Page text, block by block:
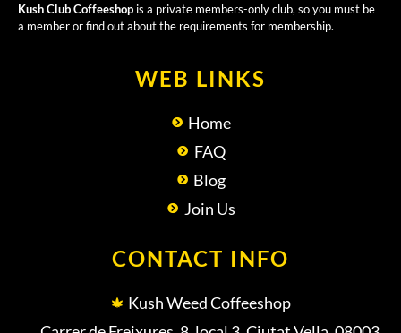
Kush Club Coffeeshop is a private members-only club, so you must be
a member or find out about the requirements for membership.
WEB LINKS
Home
FAQ
Blog
Join Us
CONTACT INFO
Kush Weed Coffeeshop